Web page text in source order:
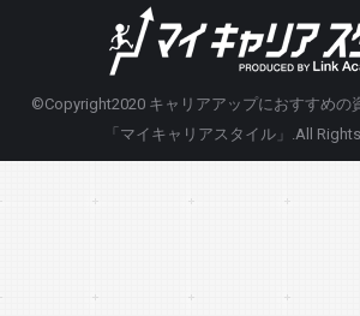
©Copyright2020 キャリアアップにおすすめの
「マイキャリアスタイル」 .All